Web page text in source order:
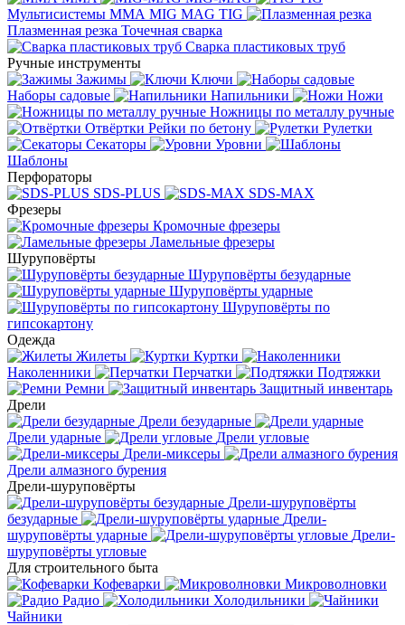
Мультисистемы ММА MIG MAG TIG
Плазменная резка Точечная сварка
Cварка пластиковых труб
Ручные инструменты
Зажимы
Ключи
Наборы садовые
Напильники
Ножи
Ножницы по металлу ручные
Отвёртки Рейки по бетону
Рулетки
Секаторы
Уровни
Шаблоны
Перфораторы
SDS-PLUS
SDS-MAX
Фрезеры
Кромочные фрезеры
Ламельные фрезеры
Шуруповёрты
Шуруповёрты безударные
Шуруповёрты ударные
Шуруповёрты по
гипсокартону
Одежда
Жилеты
Куртки
Наколенники
Перчатки
Подтяжки
Ремни
Защитный инвентарь
Дрели
Дрели безударные
Дрели ударные
Дрели угловые
Дрели-миксеры
Дрели алмазного бурения
Дрели-шуруповёрты
Дрели-шуруповёрты
безударные
Дрели-
шуруповёрты ударные
Дрели-
шуруповёрты угловые
Для строительного быта
Кофеварки
Микроволновки
Радио
Холодильники
Чайники